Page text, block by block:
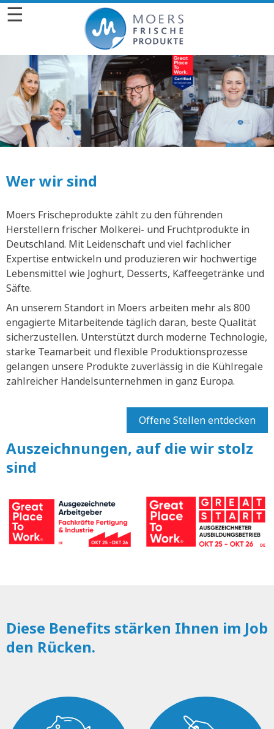
☰
Wer wir sind
Moers Frischeprodukte zählt zu den führenden
Herstellern frischer Molkerei- und Fruchtprodukte in
Deutschland. Mit Leidenschaft und viel fachlicher
Expertise entwickeln und produzieren wir hochwertige
Lebensmittel wie Joghurt, Desserts, Kaffeegetränke und
Säfte.
An unserem Standort in Moers arbeiten mehr als 800
engagierte Mitarbeitende täglich daran, beste Qualität
sicherzustellen. Unterstützt durch moderne Technologie,
starke Teamarbeit und flexible Produktionsprozesse
gelangen unsere Produkte zuverlässig in die Kühlregale
zahlreicher Handelsunternehmen in ganz Europa.
Offene Stellen entdecken
Auszeichnungen, auf die wir stolz
sind
Diese Benefits stärken Ihnen im Job
den Rücken.